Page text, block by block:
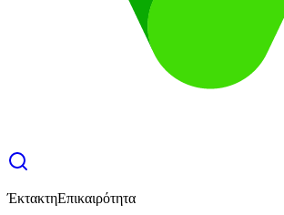
ΈκτακτηΕπικαιρότητα